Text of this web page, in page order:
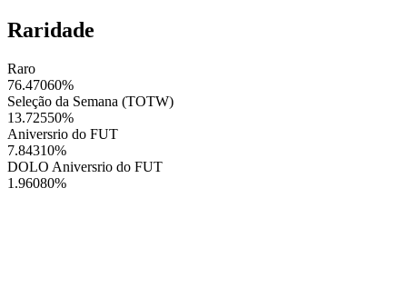
Raridade
Raro
76.47060%
Seleção da Semana (TOTW)
13.72550%
Aniversrio do FUT
7.84310%
DOLO Aniversrio do FUT
1.96080%